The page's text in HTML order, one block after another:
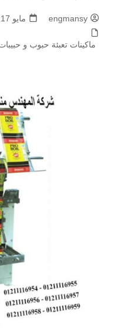
engmansy مايو 17, 2023
ماكينات تعبئة حبوب و